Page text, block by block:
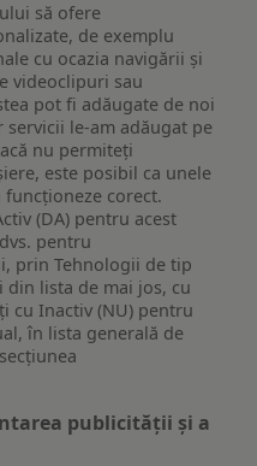
să ofere
de exemplu
cu ocazia navigării și
videoclipuri sau
pot fi adăugate de noi
le-am adăugat pe
nu permiteți
este posibil ca unele
funcționeze corect.
(DA) pentru acest
pentru
prin Tehnologii de tip
din lista de mai jos, cu
cu Inactiv (NU) pentru
în lista generală de
publicității și a